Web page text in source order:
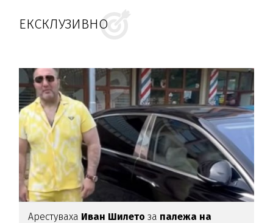
ЕКСКЛУЗИВНО
Арестуваха Иван Шилетоза палежа на